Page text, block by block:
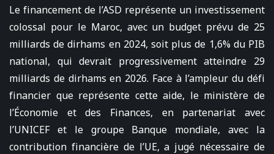
Le financement de l’ASD représente un investissement
colossal pour le Maroc, avec un budget prévu de 25
milliards de dirhams en 2024, soit plus de 1,6% du PIB
national, qui devrait progressivement atteindre 29
milliards de dirhams en 2026. Face à l’ampleur du défi
financier que représente cette aide, le ministère de
l’Économie et des Finances, en partenariat avec
l’UNICEF et le groupe Banque mondiale, avec la
contribution financière de l’UE, a jugé nécessaire de